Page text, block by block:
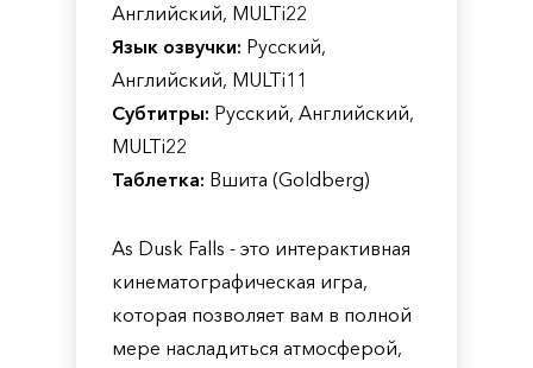
Английский, MULTi22
Язык озвучки: Русский,
Английский, MULTi11
Субтитры: Русский, Английский,
MULTi22
Таблетка: Вшита (Goldberg)
As Dusk Falls - это интерактивная
кинематографическая игра,
которая позволяет вам в полной
мере насладиться атмосферой,